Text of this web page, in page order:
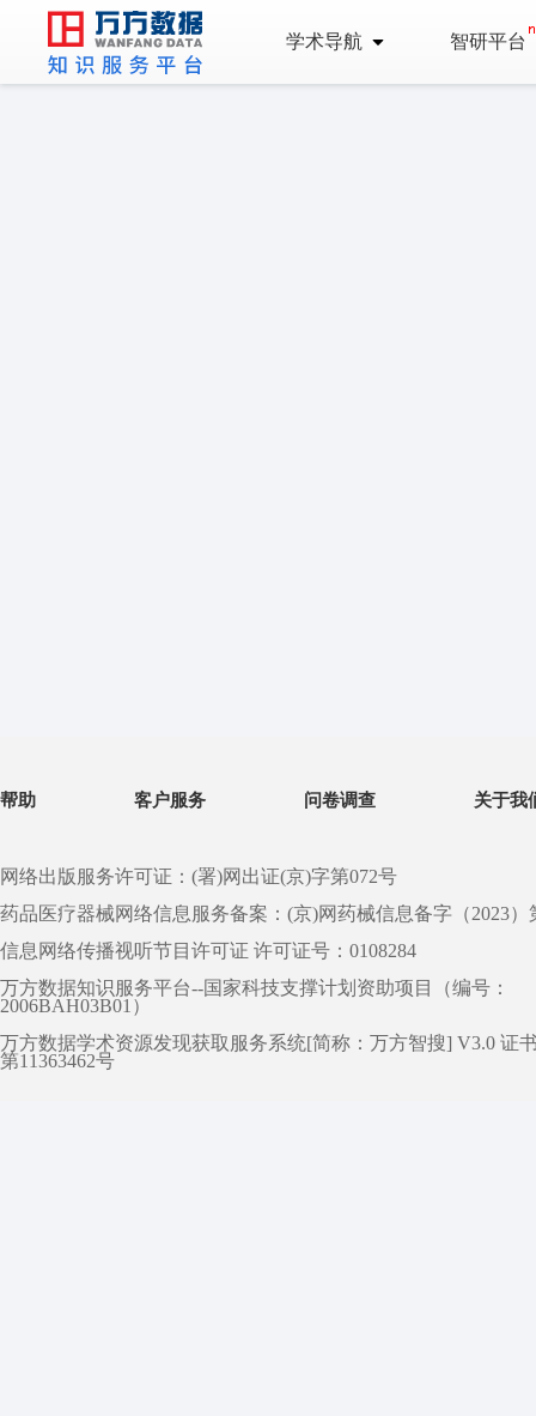
学术导航 智研平台
帮助 客户服务 问卷调查 关于我
网络出版服务许可证：(署)网出证(京)字第072号
药品医疗器械网络信息服务备案：(京)网药械信息备字（2023）
信息网络传播视听节目许可证 许可证号：0108284
万方数据知识服务平台--国家科技支撑计划资助项目（编号：
2006BAH03B01）
万方数据学术资源发现获取服务系统[简称：万方智搜] V3.0 证
第11363462号